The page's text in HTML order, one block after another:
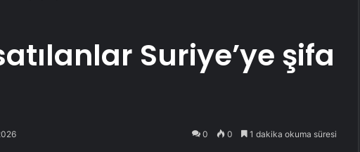
Suriye’ye şifa
0 0 1 dakika okuma süresi